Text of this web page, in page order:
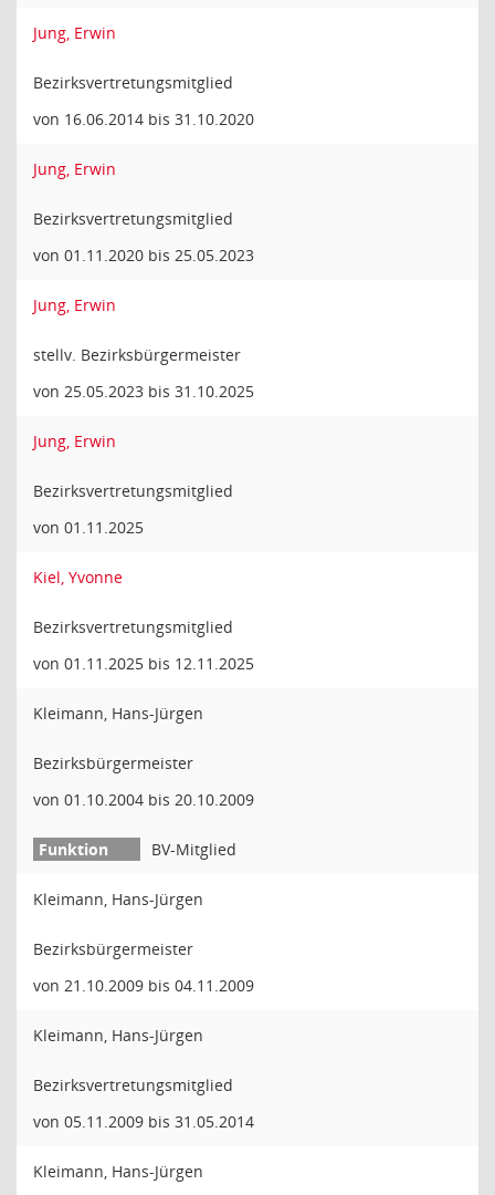
Jung, Erwin
Bezirksvertretungsmitglied
von 16.06.2014 bis 31.10.2020
Jung, Erwin
Bezirksvertretungsmitglied
von 01.11.2020 bis 25.05.2023
Jung, Erwin
stellv. Bezirksbürgermeister
von 25.05.2023 bis 31.10.2025
Jung, Erwin
Bezirksvertretungsmitglied
von 01.11.2025
Kiel, Yvonne
Bezirksvertretungsmitglied
von 01.11.2025 bis 12.11.2025
Kleimann, Hans-Jürgen
Bezirksbürgermeister
von 01.10.2004 bis 20.10.2009
BV-Mitglied
Kleimann, Hans-Jürgen
Bezirksbürgermeister
von 21.10.2009 bis 04.11.2009
Kleimann, Hans-Jürgen
Bezirksvertretungsmitglied
von 05.11.2009 bis 31.05.2014
Kleimann, Hans-Jürgen